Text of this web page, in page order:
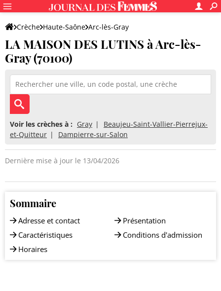
Crèche Haute-Saône Arc-lès-Gray
LA MAISON DES LUTINS
LA MAISON DES LUTINS à Arc-lès-
Gray (70100)
Voir les crèches à : Gray
Beaujeu-Saint-Vallier-Pierrejux-
et-Quitteur
Dampierre-sur-Salon
Dernière mise à jour le 13/04/2026
Sommaire
Adresse et contact
Caractéristiques
Horaires
Présentation
Conditions d'admission